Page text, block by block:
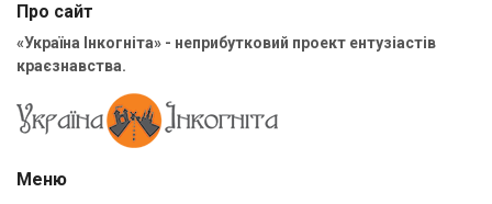
Про сайт
«Україна Інкогніта» - неприбутковий проект ентузіастів
краєзнавства.
Меню